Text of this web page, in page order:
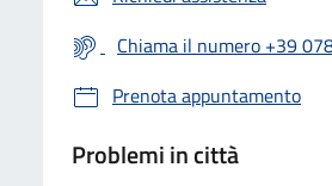
Chiama il numero +39
Prenota appuntamento
Problemi in città